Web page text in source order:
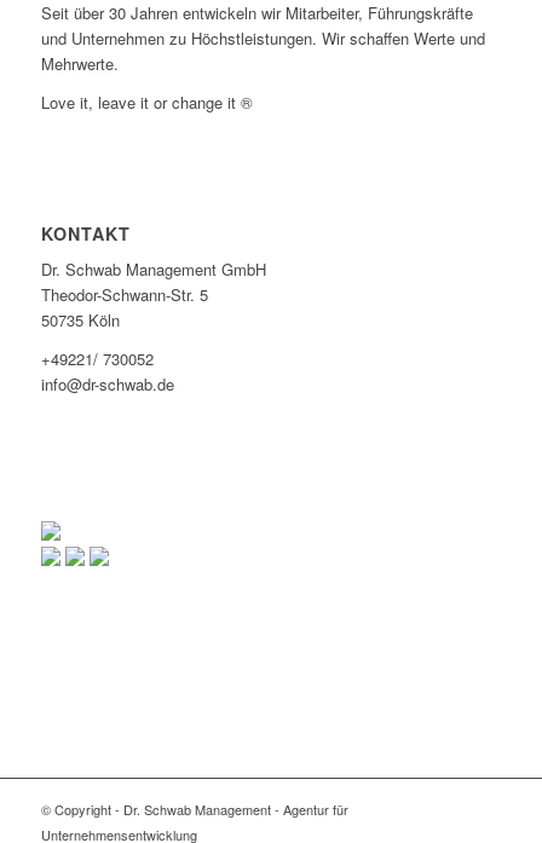
Seit über 30 Jahren entwickeln wir Mitarbeiter, Führungskräfte
und Unternehmen zu Höchstleistungen. Wir schaffen Werte und
Mehrwerte.
Love it, leave it or change it ®
KONTAKT
Dr. Schwab Management GmbH
Theodor-Schwann-Str. 5
50735 Köln
+49221/ 730052
info@dr-schwab.de
© Copyright - Dr. Schwab Management - Agentur für
Unternehmensentwicklung